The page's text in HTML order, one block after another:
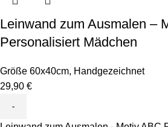
Leinwand zum Ausmalen –
Personalisiert Mädchen
Größe 60x40cm, Handgezeichnet
29,90 €